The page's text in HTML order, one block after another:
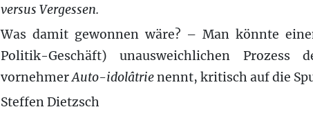
versus Vergessen.
Was damit gewonnen wäre? – Man könnte
Politik-Geschäft) unausweichlichen Prozess
vornehmerAuto-idolâtrienennt, kritisch auf die
Steffen Dietzsch